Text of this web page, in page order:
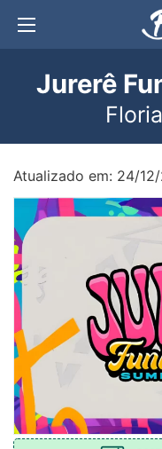
Jurerê
Atualizado em: 24/